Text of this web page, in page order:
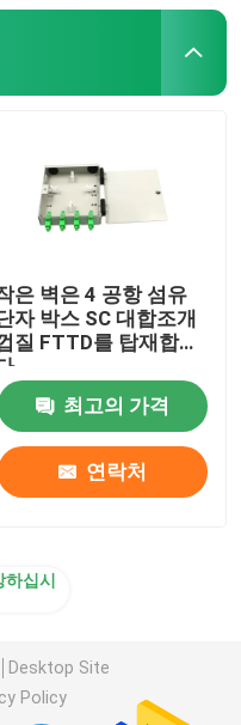
은 벽은 4 공항 섬유
자 박스 SC 대합조개
질 FTTD를 탑재합니
최고의 가격
연락처
십시
Desktop Site
Policy